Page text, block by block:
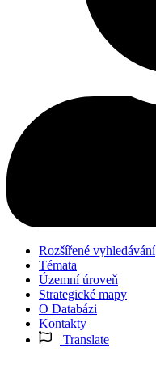
Rozšířené vyhledávání
Témata
Územní úroveň
Strategické mapy
O Databázi
Kontakty
Translate